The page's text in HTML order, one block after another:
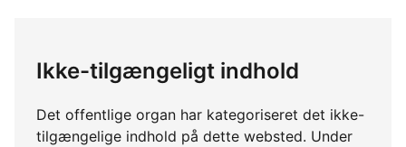
Ikke-tilgængeligt indhold
Det offentlige organ har kategoriseret det ikke-
tilgængelige indhold på dette websted. Under